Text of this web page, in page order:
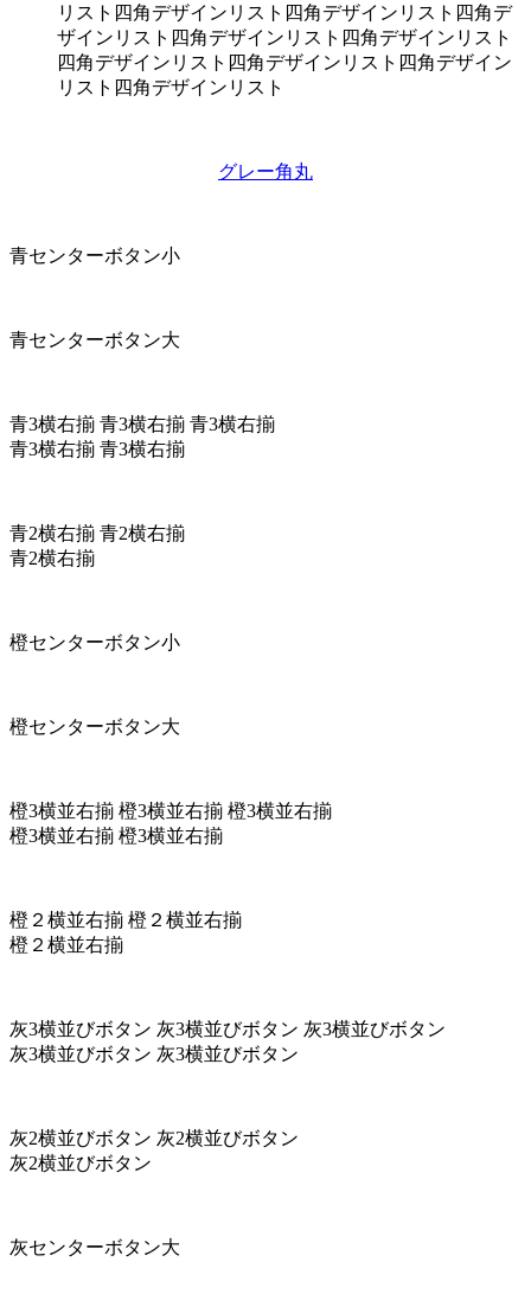
リスト四角デザインリスト四角デザインリスト四角デ
ザインリスト四角デザインリスト四角デザインリスト
四角デザインリスト四角デザインリスト四角デザイン
リスト四角デザインリスト
グレー角丸
青センターボタン小
青センターボタン大
青3横右揃 青3横右揃 青3横右揃
青3横右揃 青3横右揃
青2横右揃 青2横右揃
青2横右揃
橙センターボタン小
橙センターボタン大
橙3横並右揃 橙3横並右揃 橙3横並右揃
橙3横並右揃 橙3横並右揃
橙２横並右揃 橙２横並右揃
橙２横並右揃
灰3横並びボタン 灰3横並びボタン 灰3横並びボタン
灰3横並びボタン 灰3横並びボタン
灰2横並びボタン 灰2横並びボタン
灰2横並びボタン
灰センターボタン大